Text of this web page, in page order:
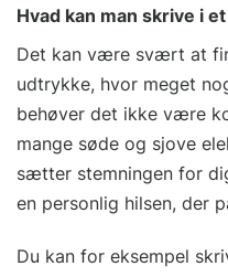
Hvad kan man skrive i
Det kan være svært at
udtrykke, hvor meget
behøver det ikke være
mange søde og sjove
sætter stemningen for
en personlig hilsen, der
Du kan for eksempel